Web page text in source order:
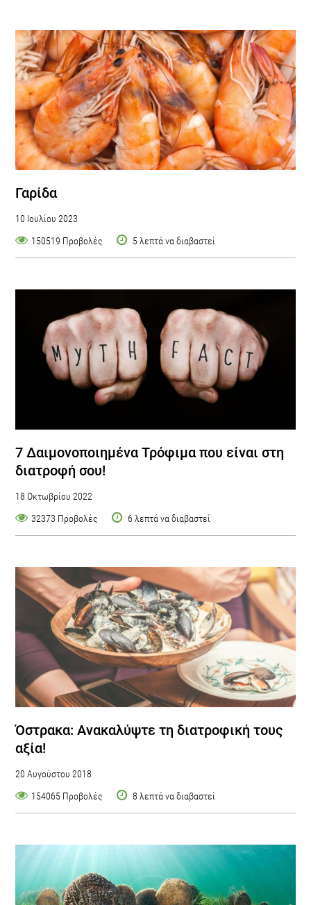
Γαρίδα
10 Ιουλίου 2023
150519 Προβολές
5 λεπτά να διαβαστεί
7 Δαιμονοποιημένα Τρόφιμα που είναι στη
διατροφή σου!
18 Οκτωβρίου 2022
32373 Προβολές
6 λεπτά να διαβαστεί
Όστρακα: Ανακαλύψτε τη διατροφική τους
αξία!
20 Αυγούστου 2018
154065 Προβολές
8 λεπτά να διαβαστεί